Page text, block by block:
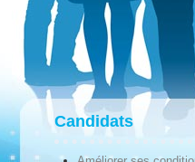
Candidats